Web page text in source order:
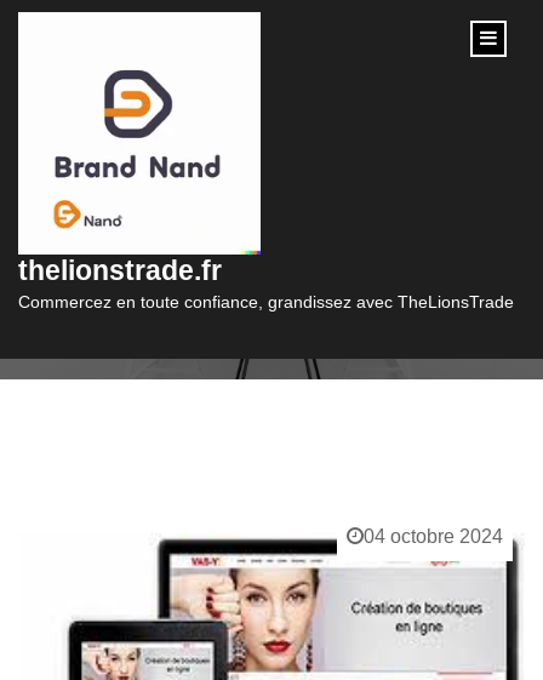
content
thelionstrade.fr
Commercez en toute confiance, grandissez avec TheLionsTrade
04 octobre 2024